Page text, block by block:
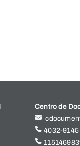
Centro de
4032-9145